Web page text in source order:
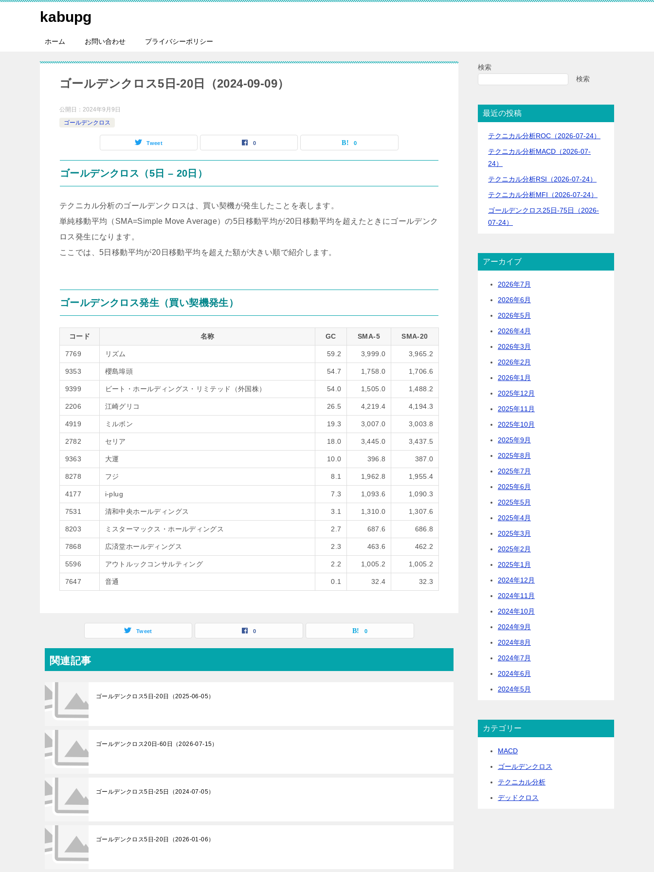
kabupg
ホーム お問い合わせ プライバシーポリシー
ゴールデンクロス5日-20日（2024-09-09）
公開日： 2024年9月9日
ゴールデンクロス
Tweet 0 0
ゴールデンクロス（5日 – 20日）
テクニカル分析のゴールデンクロスは、買い契機が発生したことを表します。
単純移動平均（SMA=Simple Move Average）の5日移動平均が20日移動平均を超えたときにゴールデンク
ロス発生になります。
ここでは、5日移動平均が20日移動平均を超えた額が大きい順で紹介します。
ゴールデンクロス発生（買い契機発生）
コード 名称 GC SMA-5 SMA-20
7769 リズム 59.2 3,999.0 3,965.2
9353 櫻島埠頭 54.7 1,758.0 1,706.6
9399 ビート・ホールディングス・リミテッド（外国株） 54.0 1,505.0 1,488.2
2206 江崎グリコ 26.5 4,219.4 4,194.3
4919 ミルボン 19.3 3,007.0 3,003.8
2782 セリア 18.0 3,445.0 3,437.5
9363 大運 10.0 396.8 387.0
8278 フジ 8.1 1,962.8 1,955.4
4177 i-plug 7.3 1,093.6 1,090.3
7531 清和中央ホールディングス 3.1 1,310.0 1,307.6
8203 ミスターマックス・ホールディングス 2.7 687.6 686.8
7868 広済堂ホールディングス 2.3 463.6 462.2
5596 アウトルックコンサルティング 2.2 1,005.2 1,005.2
7647 音通 0.1 32.4 32.3
Tweet 0 0
関連記事
ゴールデンクロス5日-20日（2025-06-05）
ゴールデンクロス20日-60日（2026-07-15）
ゴールデンクロス5日-25日（2024-07-05）
ゴールデンクロス5日-20日（2026-01-06）
検索
検索
最近の投稿
テクニカル分析ROC（2026-07-24）
テクニカル分析MACD（2026-07-
24）
テクニカル分析RSI（2026-07-24）
テクニカル分析MFI（2026-07-24）
ゴールデンクロス25日-75日（2026-
07-24）
アーカイブ
2026年7月
2026年6月
2026年5月
2026年4月
2026年3月
2026年2月
2026年1月
2025年12月
2025年11月
2025年10月
2025年9月
2025年8月
2025年7月
2025年6月
2025年5月
2025年4月
2025年3月
2025年2月
2025年1月
2024年12月
2024年11月
2024年10月
2024年9月
2024年8月
2024年7月
2024年6月
2024年5月
カテゴリー
MACD
ゴールデンクロス
テクニカル分析
デッドクロス